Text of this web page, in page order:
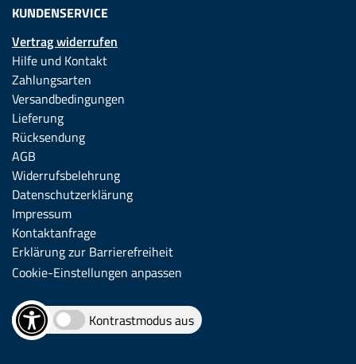
KUNDENSERVICE
Vertrag widerrufen
Hilfe und Kontakt
Zahlungsarten
Versandbedingungen
Lieferung
Rücksendung
AGB
Widerrufsbelehrung
Datenschutzerklärung
Impressum
Kontaktanfrage
Erklärung zur Barrierefreiheit
Cookie-Einstellungen anpassen
Kontrastmodus aus